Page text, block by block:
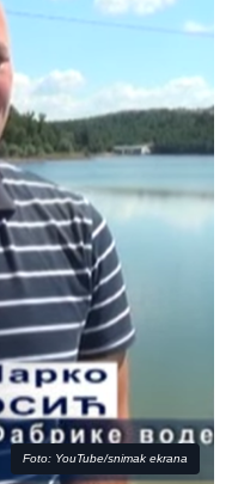
Foto: YouTube/snimak ekrana